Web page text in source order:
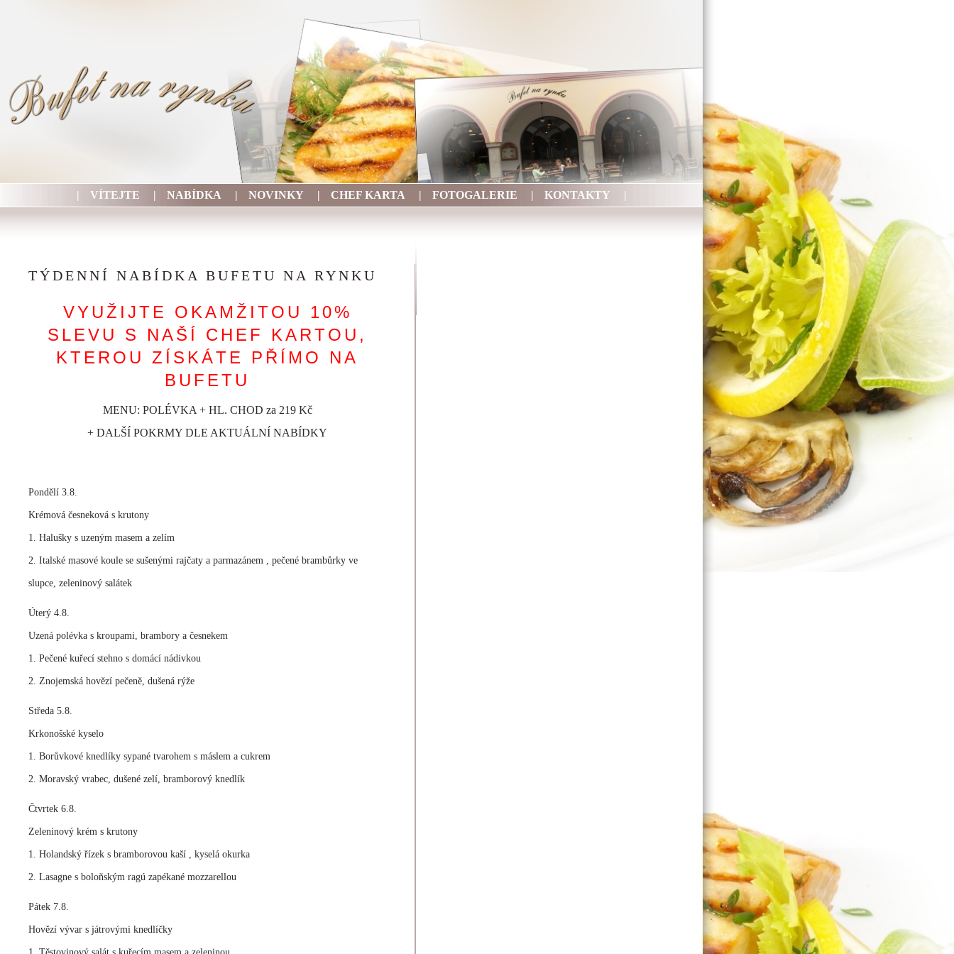
| VÍTEJTE | NABÍDKA | NOVINKY | CHEF KARTA | FOTOGALERIE | KONTAKTY |
TÝDENNÍ NABÍDKA BUFETU NA RYNKU
VYUŽIJTE OKAMŽITOU 10%
SLEVU S NAŠÍ CHEF KARTOU,
KTEROU ZÍSKÁTE PŘÍMO NA
BUFETU
MENU: POLÉVKA + HL. CHOD za 219 Kč
+ DALŠÍ POKRMY DLE AKTUÁLNÍ NABÍDKY
Pondělí 3.8.
Krémová česneková s krutony
1. Halušky s uzeným masem a zelím
2. Italské masové koule se sušenými rajčaty a parmazánem , pečené brambůrky ve
slupce, zeleninový salátek
Úterý 4.8.
Uzená polévka s kroupami, brambory a česnekem
1. Pečené kuřecí stehno s domácí nádivkou
2. Znojemská hovězí pečeně, dušená rýže
Středa 5.8.
Krkonošské kyselo
1. Borůvkové knedlíky sypané tvarohem s máslem a cukrem
2. Moravský vrabec, dušené zelí, bramborový knedlík
Čtvrtek 6.8.
Zeleninový krém s krutony
1. Holandský řízek s bramborovou kaší , kyselá okurka
2. Lasagne s boloňským ragú zapékané mozzarellou
Pátek 7.8.
Hovězí vývar s játrovými knedlíčky